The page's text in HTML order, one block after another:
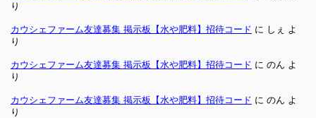
り
カウシェファーム友達募集 掲示板【水や肥料】招待コード に しぇ よ
り
カウシェファーム友達募集 掲示板【水や肥料】招待コード に のん よ
り
カウシェファーム友達募集 掲示板【水や肥料】招待コード に のん よ
り